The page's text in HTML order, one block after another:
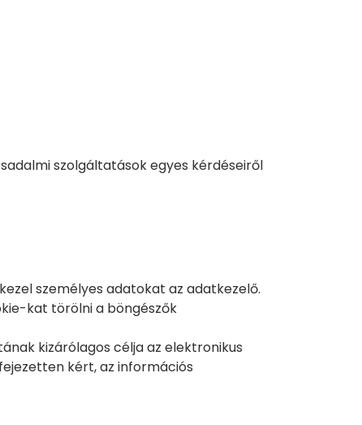
szolgáltatások egyes kérdéseiről
személyes adatokat az adatkezelő.
kat törölni a böngészők
kizárólagos célja az elektronikus
kért, az információs